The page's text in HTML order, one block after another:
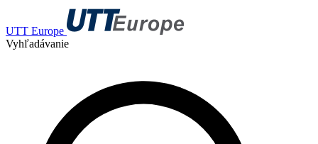
UTT Europe
Vyhľadávanie